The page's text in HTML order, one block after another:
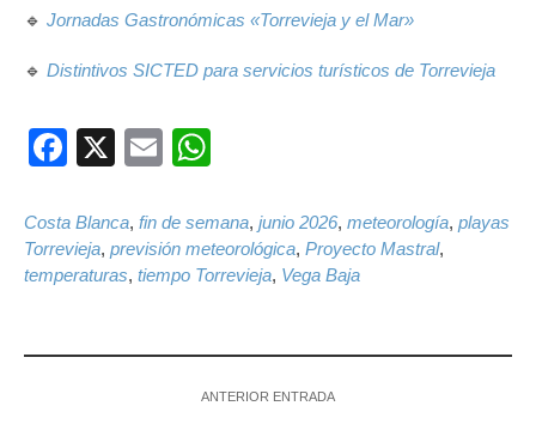
🔹 Jornadas Gastronómicas «Torrevieja y el Mar»
🔹 Distintivos SICTED para servicios turísticos de Torrevieja
Facebook
X Email
Costa Blanca, fin de semana, junio 2026, meteorología, playas
Torrevieja, previsión meteorológica, Proyecto Mastral,
temperaturas, tiempo Torrevieja, Vega Baja
ANTERIOR ENTRADA